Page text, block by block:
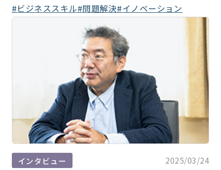
ビジネススキル 問題解決 イノベーション
インタビュー 2025/03/24